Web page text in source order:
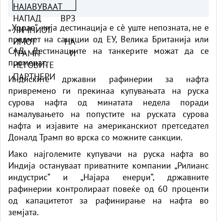
„Хорае“, чија дестинација е сè уште непозната, не е
предмет на санкции од ЕУ, Велика Британија или
САД. Дестинациите на танкерите можат да се
променат.
Индиските државни рафинерии за нафта
привремено ги прекинаа купувањата на руска
сурова нафта од минатата недела поради
намалувањето на попустите на руската сурова
нафта и изјавите на американскиот претседател
Доналд Трамп во врска со можните санкции.
Иако најголемите купувачи на руска нафта во
Индија остануваат приватните компании „Рилианс
индустрис“ и „Најара енерџи“, државните
рафинерии контролираат повеќе од 60 проценти
од капацитетот за рафинирање на нафта во
земјата.